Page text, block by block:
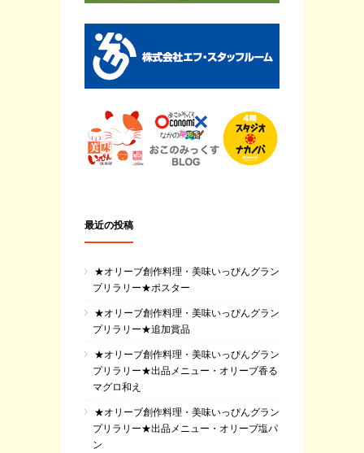
最近の投稿
★オリーブ創作料理・美味いっぴんグラン
プリラリー★ポスター
★オリーブ創作料理・美味いっぴんグラン
プリラリー★追加賞品
★オリーブ創作料理・美味いっぴんグラン
プリラリー★出品メニュー・オリーブ香る
マグロ和え
★オリーブ創作料理・美味いっぴんグラン
プリラリー★出品メニュー・オリーブ塩パ
ン